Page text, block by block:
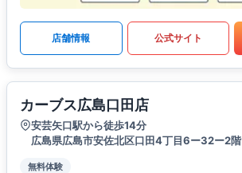
店舗情報 公式サイト
カーブス広島口田店
安芸矢口駅から徒歩14分
広島県広島市安佐北区口田4丁目6ー32ー2階
無料体験